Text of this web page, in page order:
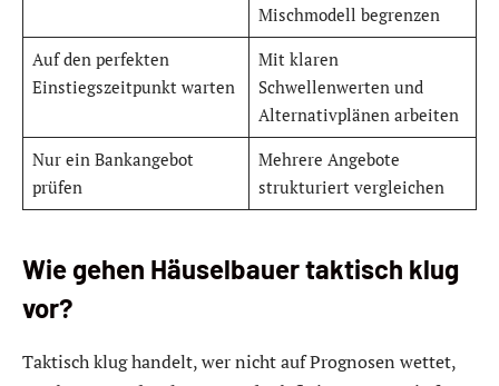
Mischmodell begrenzen
Auf den perfekten
Einstiegszeitpunkt warten
Mit klaren
Schwellenwerten und
Alternativplänen arbeiten
Nur ein Bankangebot
prüfen
Mehrere Angebote
strukturiert vergleichen
Wie gehen Häuselbauer taktisch klug
vor?
Taktisch klug handelt, wer nicht auf Prognosen wettet,